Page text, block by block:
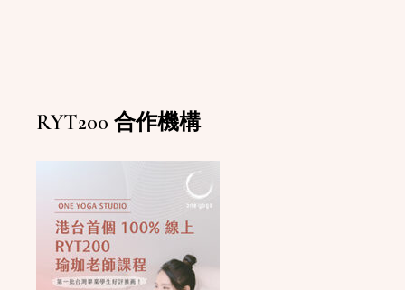
RYT200 合作機構